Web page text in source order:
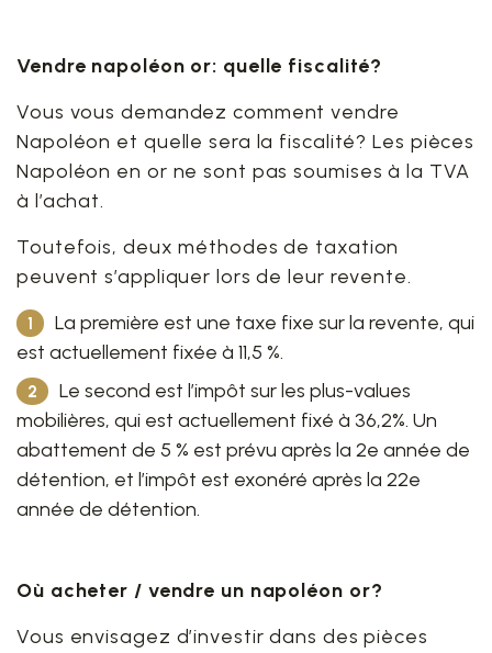
Vendre napoléon or: quelle fiscalité?
Vous vous demandez comment vendre
Napoléon et quelle sera la fiscalité? Les pièces
Napoléon en or ne sont pas soumises à la TVA
à l’achat.
Toutefois, deux méthodes de taxation
peuvent s’appliquer lors de leur revente.
La première est une taxe fixe sur la revente, qui
est actuellement fixée à 11,5 %.
Le second est l’impôt sur les plus-values
mobilières, qui est actuellement fixé à 36,2%. Un
abattement de 5 % est prévu après la 2e année de
détention, et l’impôt est exonéré après la 22e
année de détention.
Où acheter / vendre un napoléon or?
Vous envisagez d’investir dans des pièces